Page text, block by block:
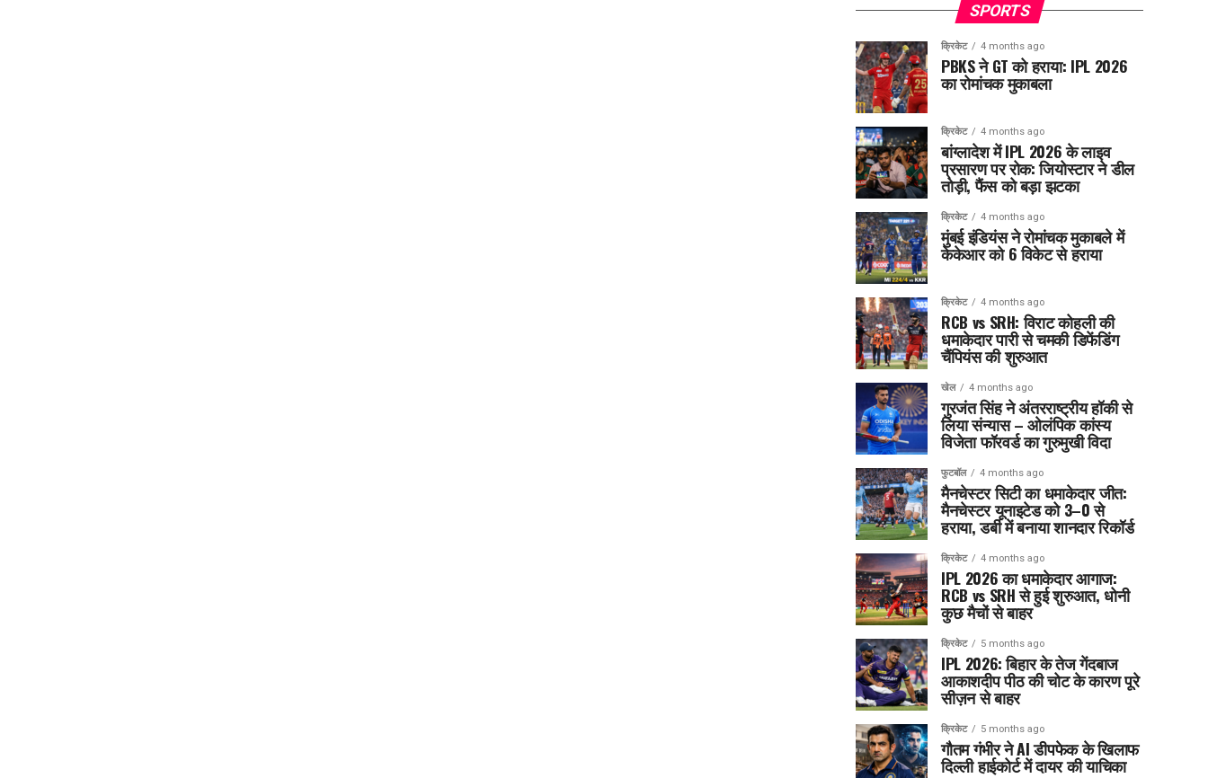
SPORTS
क्रिकेट 4 months ago
PBKS ने GT को हराया: IPL 2026
का रोमांचक मुकाबला
क्रिकेट 4 months ago
बांग्लादेश में IPL 2026 के लाइव
प्रसारण पर रोक: जियोस्टार ने डील
तोड़ी, फैंस को बड़ा झटका
क्रिकेट 4 months ago
मुंबई इंडियंस ने रोमांचक मुकाबले में
केकेआर को 6 विकेट से हराया
क्रिकेट 4 months ago
RCB vs SRH: विराट कोहली की
धमाकेदार पारी से चमकी डिफेंडिंग
चैंपियंस की शुरुआत
खेल 4 months ago
गुरजंत सिंह ने अंतरराष्ट्रीय हॉकी से
लिया संन्यास – ओलंपिक कांस्य
विजेता फॉरवर्ड का गुरुमुखी विदा
फुटबॉल 4 months ago
मैनचेस्टर सिटी का धमाकेदार जीत:
मैनचेस्टर यूनाइटेड को 3–0 से
हराया, डर्बी में बनाया शानदार रिकॉर्ड
क्रिकेट 4 months ago
IPL 2026 का धमाकेदार आगाज:
RCB vs SRH से हुई शुरुआत, धोनी
कुछ मैचों से बाहर
क्रिकेट 5 months ago
IPL 2026: बिहार के तेज गेंदबाज
आकाशदीप पीठ की चोट के कारण पूरे
सीज़न से बाहर
क्रिकेट 5 months ago
गौतम गंभीर ने AI डीपफेक के खिलाफ
दिल्ली हाईकोर्ट में दायर की याचिका